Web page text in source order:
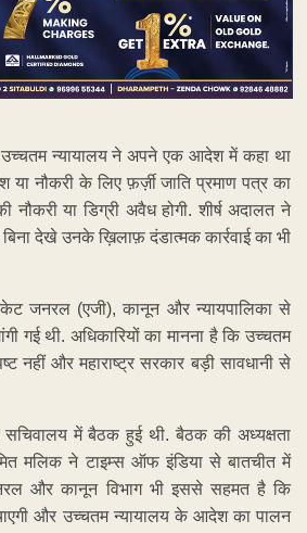
न्यायालय ने अपने एक आदेश में कहा था
या नौकरी के लिए फ़र्ज़ी जाति प्रमाण पत्र का
नौकरी या डिग्री अवैध होगी. शीर्ष अदालत ने
देखे उनके ख़िलाफ़ दंडात्मक कार्रवाई का भी
जनरल (एजी), कानून और न्यायपालिका से
गई थी. अधिकारियों का मानना है कि उच्चतम
नहीं और महाराष्ट्र सरकार बड़ी सावधानी से
सचिवालय में बैठक हुई थी. बैठक की अध्यक्षता
मलिक ने टाइम्स ऑफ इंडिया से बातचीत में
और कानून विभाग भी इससे सहमत है कि
और उच्चतम न्यायालय के आदेश का पालन